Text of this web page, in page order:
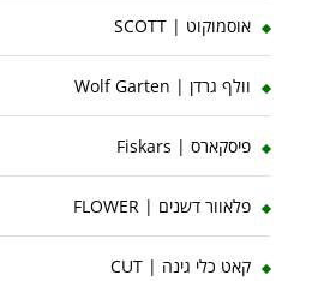
אוסמוקוט | SCOTT
וולף גרדן | Wolf Garten
פיסקארס | Fiskars
פלאוור דשנים | FLOWER
קאט כלי גינה | CUT